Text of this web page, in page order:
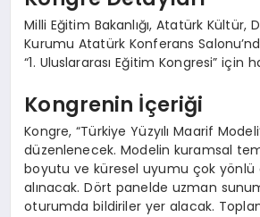
Milli Eğitim Bakanlığı, Atatürk Kültür,
Kurumu Atatürk Konferans
“1. Uluslararası Eğitim Kongresi” için
Kongrenin İçeriği
Kongre, “Türkiye Yüzyılı Maarif
düzenlenecek. Modelin kuramsal
boyutu ve küresel uyumu çok yönlü
alınacak. Dört panelde uzman
oturumda bildiriler yer alacak.